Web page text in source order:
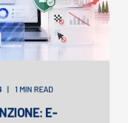
1 MIN READ
E-